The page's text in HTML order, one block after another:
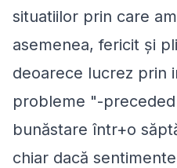
situatiilor prin care
asemenea, fericit și
deoarece lucrez prin
probleme "-
bunăstare într+o
chiar dacă